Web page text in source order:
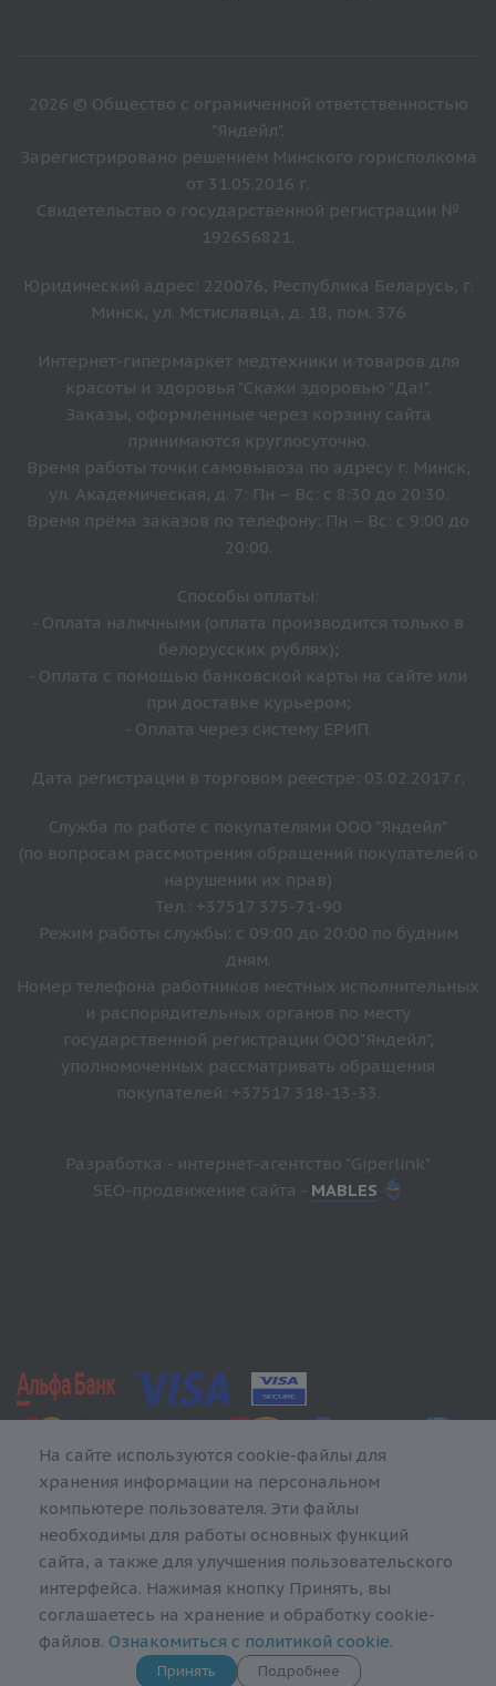
2026 © Общество с ограниченной ответственностью
"Яндейл".
Зарегистрировано решением Минского горисполкома
от 31.05.2016 г.
Свидетельство о государственной регистрации №
192656821.
Юридический адрес: 220076, Республика Беларусь, г.
Минск, ул. Мстиславца, д. 18, пом. 376
Интернет-гипермаркет медтехники и товаров для
красоты и здоровья "Скажи здоровью "Да!".
Заказы, оформленные через корзину сайта
принимаются круглосуточно.
Время работы точки самовывоза по адресу г. Минск,
ул. Академическая, д. 7: Пн – Вс: с 8:30 до 20:30.
Время прёма заказов по телефону: Пн – Вс: с 9:00 до
20:00.
Способы оплаты:
- Оплата наличными (оплата производится только в
белорусских рублях);
- Оплата с помощью банковской карты на сайте или
при доставке курьером;
- Оплата через систему ЕРИП.
Дата регистрации в торговом реестре: 03.02.2017 г.
Служба по работе с покупателями ООО "Яндейл"
(по вопросам рассмотрения обращений покупателей о
нарушении их прав)
Тел.: +37517 375-71-90
Режим работы службы: с 09:00 до 20:00 по будним
дням.
Номер телефона работников местных исполнительных
и распорядительных органов по месту
государственной регистрации ООО"Яндейл",
уполномоченных рассматривать обращения
покупателей: +37517 318-13-33.
Разработка - интернет-агентство "Giperlink"
SEO-продвижение сайта - MABLES
На сайте используются cookie-файлы для
хранения информации на персональном
компьютере пользователя. Эти файлы
необходимы для работы основных функций
сайта, а также для улучшения пользовательского
интерфейса. Нажимая кнопку Принять, вы
соглашаетесь на хранение и обработку cookie-
файлов. Ознакомиться с политикой cookie.
Принять Подробнее